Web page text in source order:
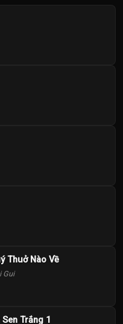
Thuở Nào Về
Gui
Trắng 1